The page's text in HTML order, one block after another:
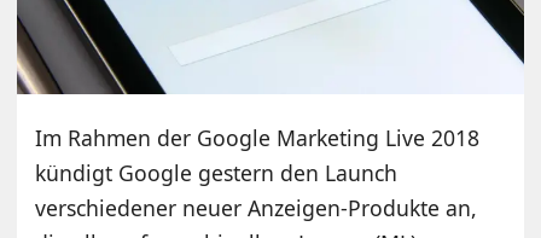
Im Rahmen der Google Marketing Live 2018
kündigt Google gestern den Launch
verschiedener neuer Anzeigen-Produkte an,